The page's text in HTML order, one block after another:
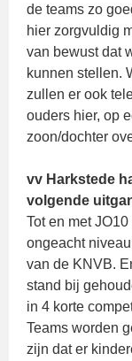
de teams zo
hier zorgvuldig
van bewust dat
kunnen stellen.
zullen er ook
ouders hier, op
zoon/dochter
vv Harkstede
volgende
Tot en met
ongeacht
van de KNVB.
stand bij
in 4 korte
Teams worden
zijn dat er